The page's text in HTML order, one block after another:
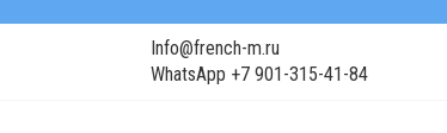
Info@french-m.ru
WhatsApp +7 901-315-41-84